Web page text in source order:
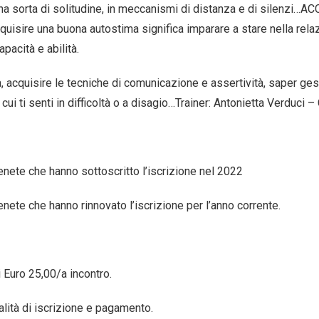
sorta di solitudine, in meccanismi di distanza e di
una buona autostima significa imparare a stare nella
e abilità.
acquisire le tecniche di comunicazione e assertività, saper
ti senti in difficoltà o a disagio…Trainer: Antonietta Verduci
che hanno sottoscritto l’iscrizione nel 2022
che hanno rinnovato l’iscrizione per l’anno corrente.
25,00/a incontro.
di iscrizione e pagamento.